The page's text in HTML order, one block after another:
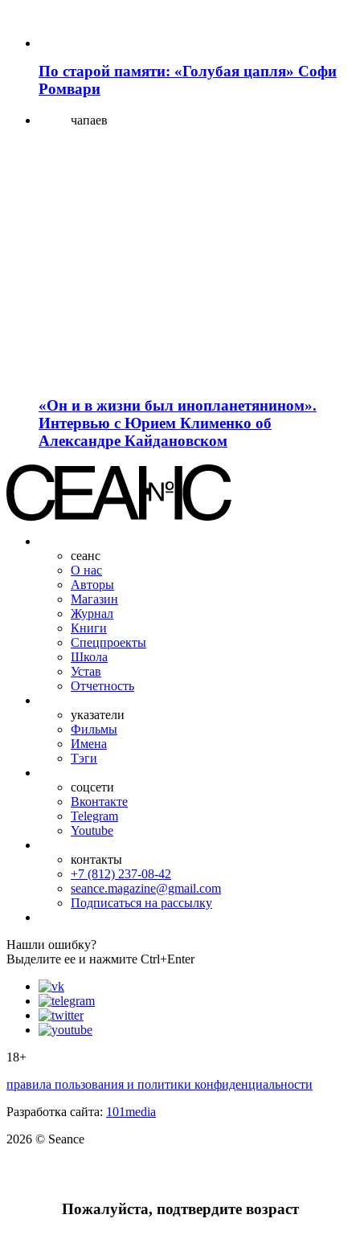
По старой памяти: «Голубая цапля» Софи
Ромвари
чапаев
«Он и в жизни был инопланетянином».
Интервью с Юрием Клименко об
Александре Кайдановском
сеанс
О нас
Авторы
Магазин
Журнал
Книги
Спецпроекты
Школа
Устав
Отчетность
указатели
Фильмы
Имена
Тэги
соцсети
Вконтакте
Telegram
Youtube
контакты
+7 (812) 237-08-42
seance.magazine@gmail.com
Подписаться на рассылку
Нашли ошибку?
Выделите ее и нажмите Ctrl+Enter
18+
правила пользования и политики конфиденциальности
Разработка сайта: 101media
2026 © Seance
Пожалуйста, подтвердите возраст